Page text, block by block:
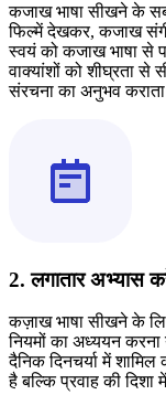
कजाख भाषा सीखने के
फिल्में देखकर, कजाख
स्वयं को कजाख भाषा से
वाक्यांशों को शीघ्रता
संरचना का अनुभव
2. लगातार अभ्यास
कज़ाख भाषा सीखने के
नियमों का अध्ययन
दैनिक दिनचर्या में
है बल्कि प्रवाह की दिशा